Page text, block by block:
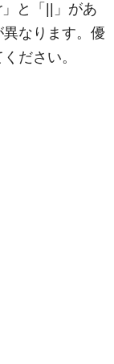
と「||」があ
なります。優
ださい。